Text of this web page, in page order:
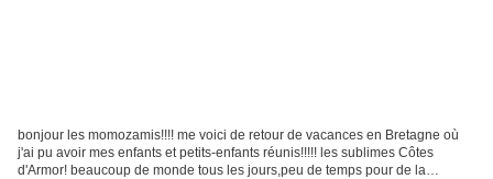
bonjour les momozamis!!!! me voici de retour de vacances en Bretagne où
j'ai pu avoir mes enfants et petits-enfants réunis!!!!! les sublimes Côtes
d'Armor! beaucoup de monde tous les jours,peu de temps pour de la